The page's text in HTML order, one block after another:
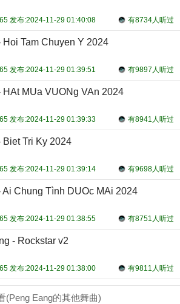
有8734人听过
发布:2024-11-29 01:40:08
Hoi Tam Chuyen Y 2024
有9897人听过
发布:2024-11-29 01:39:51
HAt MUa VUONg VAn 2024
有8941人听过
发布:2024-11-29 01:39:33
Biet Tri Ky 2024
有9698人听过
发布:2024-11-29 01:39:14
Ai Chung Tình DUOc MAi 2024
有8751人听过
发布:2024-11-29 01:38:55
- Rockstar v2
有9811人听过
发布:2024-11-29 01:38:00
(Peng Eang的其他舞曲)